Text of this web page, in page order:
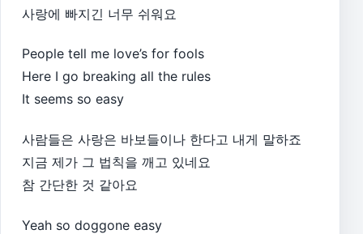
사랑에 빠지긴 너무 쉬워요
People tell me love’s for fools
Here I go breaking all the rules
It seems so easy
사람들은 사랑은 바보들이나 한다고 내게 말하죠
지금 제가 그 법칙을 깨고 있네요
참 간단한 것 같아요
Yeah so doggone easy